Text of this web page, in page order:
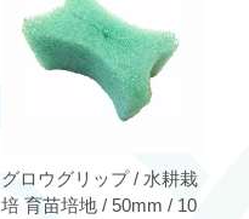
グロウグリップ / 水耕栽
培 育苗培地 / 50mm / 10